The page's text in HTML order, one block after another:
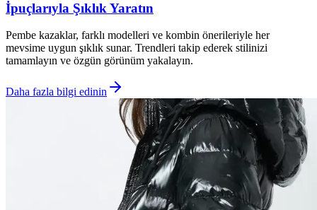
İpuçlarıyla Şıklık Yaratın
Pembe kazaklar, farklı modelleri ve kombin önerileriyle her
mevsime uygun şıklık sunar. Trendleri takip ederek stilinizi
tamamlayın ve özgün görünüm yakalayın.
Daha fazla bilgi edinin